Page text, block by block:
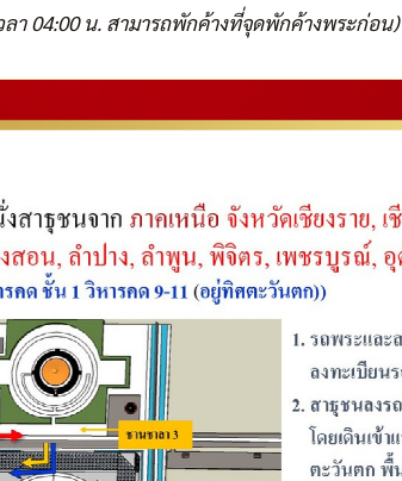
ลา 04:00 น. สามารถพักค้างที่จุดพักค้างพระก่อน)